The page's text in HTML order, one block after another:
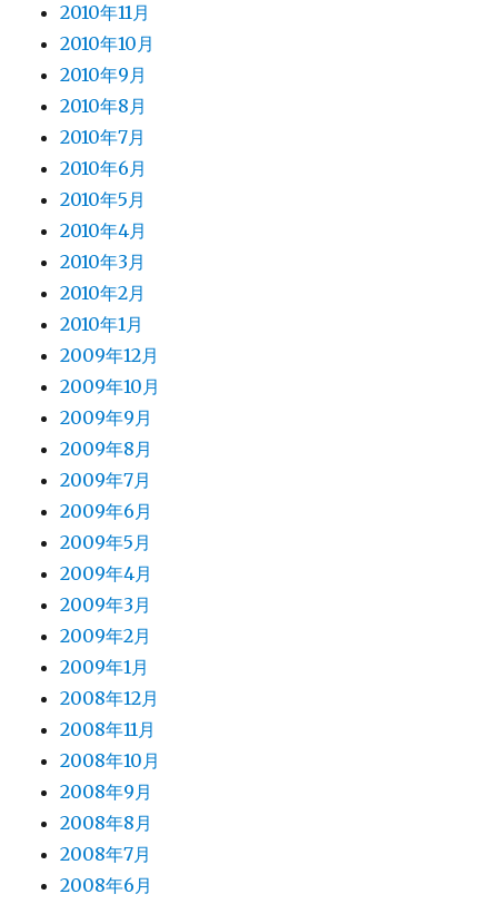
2010年11月
2010年10月
2010年9月
2010年8月
2010年7月
2010年6月
2010年5月
2010年4月
2010年3月
2010年2月
2010年1月
2009年12月
2009年10月
2009年9月
2009年8月
2009年7月
2009年6月
2009年5月
2009年4月
2009年3月
2009年2月
2009年1月
2008年12月
2008年11月
2008年10月
2008年9月
2008年8月
2008年7月
2008年6月